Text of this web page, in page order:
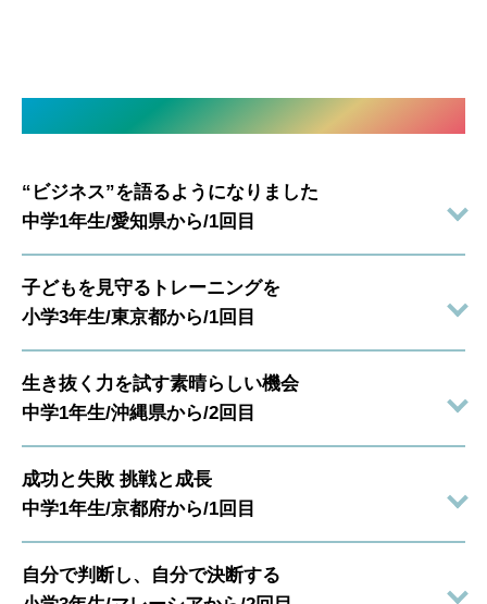
参加した保護者様の声
“ビジネス”を語るようになりました
中学1年生/愛知県から/1回目
子どもを見守るトレーニングを
小学3年生/東京都から/1回目
生き抜く力を試す素晴らしい機会
中学1年生/沖縄県から/2回目
成功と失敗 挑戦と成長
中学1年生/京都府から/1回目
自分で判断し、自分で決断する